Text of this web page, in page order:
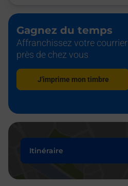
Gagnez du temps
Affranchissez votre courrier
près de chez vous
J'imprime mon timbre
Itinéraire